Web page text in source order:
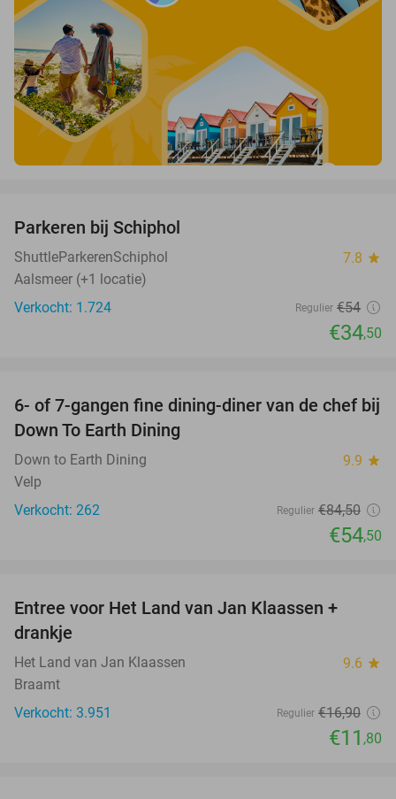
Parkeren bij Schiphol
ShuttleParkerenSchiphol 7.8 star
Aalsmeer (+1 locatie)
Verkocht: 1.724
Regulier €54
€34,50
36%
6- of 7-gangen fine dining-diner van de chef bij
Down To Earth Dining
Down to Earth Dining 9.9 star
Velp
Verkocht: 262
Regulier €84,50
€54,50
Entree voor Het Land van Jan Klaassen +
drankje
Het Land van Jan Klaassen 9.6 star
Braamt
Verkocht: 3.951
Regulier €16,90
€11 ,80